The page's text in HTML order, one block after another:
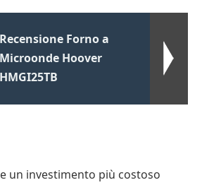
Recensione Forno a
Microonde Hoover
HMGI25TB
un investimento più costoso